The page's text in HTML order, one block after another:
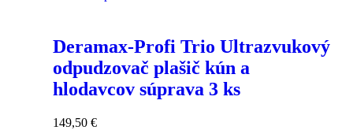
Deramax-Profi Trio Ultrazvukový
odpudzovač plašič kún a
hlodavcov súprava 3 ks
149,50€